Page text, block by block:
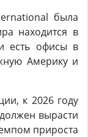
была
находится в
есть офисы в
Америку и
к 2026 году
вырасти
прироста